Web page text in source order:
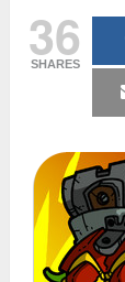
36
SHARES